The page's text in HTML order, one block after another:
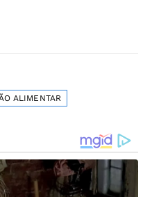
ALIMENTAR